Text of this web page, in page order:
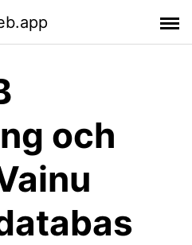
och